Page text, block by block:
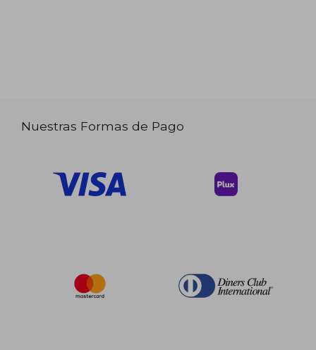
Nuestras Formas de Pago